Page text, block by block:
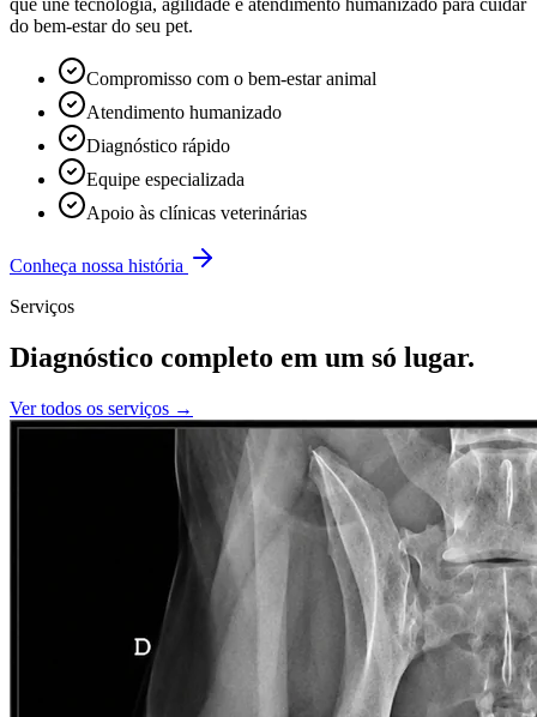
que une tecnologia, agilidade e atendimento humanizado para cuidar
do bem-estar do seu pet.
Compromisso com o bem-estar animal
Atendimento humanizado
Diagnóstico rápido
Equipe especializada
Apoio às clínicas veterinárias
Conheça nossa história
Serviços
Diagnóstico completo em um só lugar.
Ver todos os serviços →